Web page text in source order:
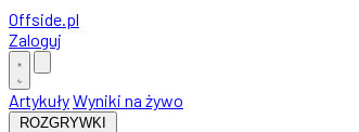
Offside.pl
Zaloguj
ArtykułyWyniki na żywo
ROZGRYWKI